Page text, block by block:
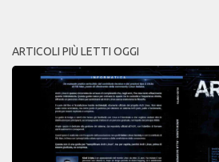
ARTICOLI PIÙ LETTI OGGI